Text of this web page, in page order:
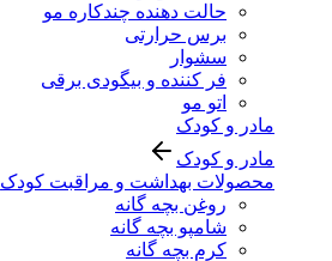
حالت دهنده چندکاره مو
برس حرارتی
سشوار
فر کننده و بیگودی برقی
اتو مو
مادر و کودک
مادر و کودک
محصولات بهداشت و مراقبت کودک
روغن بچه گانه
شامپو بچه گانه
کرم بچه گانه